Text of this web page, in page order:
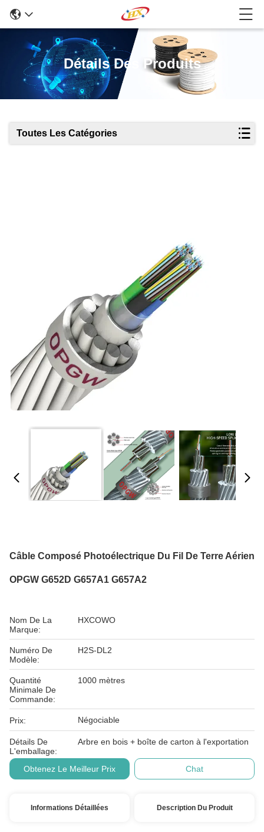
Détails Des Produits
Toutes Les Catégories
Câble Composé Photoélectrique Du Fil De Terre Aérien
OPGW G652D G657A1 G657A2
Nom De La
Marque:
HXCOWO
Numéro De
Modèle:
H2S-DL2
Quantité
Minimale De
Commande:
1000 mètres
Prix: Négociable
Détails De
L'emballage:
Arbre en bois + boîte de carton à l'exportation
Obtenez Le Meilleur Prix Chat
Informations Détaillées Description Du Produit